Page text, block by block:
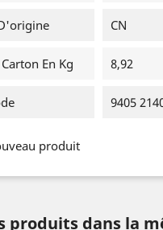
CN
En Kg 8,92
9405
produit
produits dans la